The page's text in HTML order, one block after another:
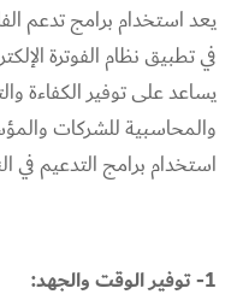
يعد استخدام برامج تدعم
في تطبيق نظام الفوترة
يساعد على توفير الكفاءة
والمحاسبية للشركات
استخدام برامج التدعيم في
1- توفير الوقت والجهد: